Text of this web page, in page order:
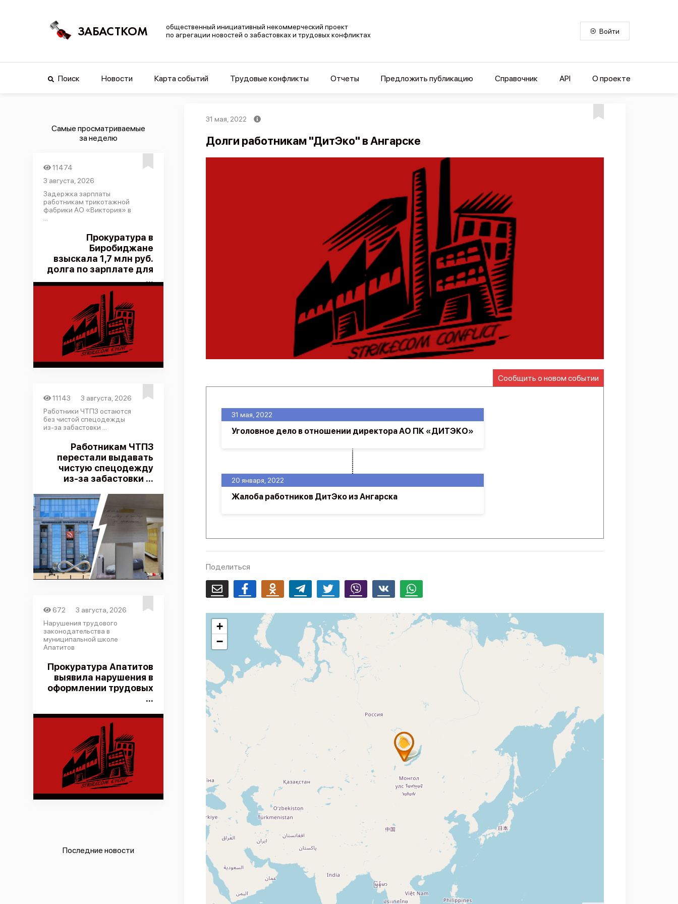
ЗАБАСТКОМ
общественный инициативный некоммерческий проект
по агрегации новостей о забастовках и трудовых конфликтах
Войти
Поиск Новости Карта событий Трудовые конфликты Отчеты Предложить публикацию Справочник API О проекте
Самые просматриваемые
за неделю
11474
3 августа, 2026
Задержка зарплаты
работникам трикотажной
фабрики АО «Виктория» в
Прокуратура в
Биробиджане
взыскала 1,7 млн руб.
долга по зарплате для
...
11143
3 августа, 2026
Работники ЧТПЗ остаются
без чистой спецодежды
из-за забастовки ...
Работникам ЧТПЗ
перестали выдавать
чистую спецодежду
из-за забастовки ...
672
3 августа, 2026
Нарушения трудового
законодательства в
муниципальной школе
Апатитов
Прокуратура Апатитов
выявила нарушения в
оформлении трудовых
...
Последние новости
31 мая, 2022
Долги работникам "ДитЭко" в Ангарске
Сообщить о новом событии
20 января, 2022
Жалоба работников ДитЭко из Ангарска
31 мая, 2022
Уголовное дело в отношении директора АО ПК «ДИТЭКО»
Поделиться
Email FacebookOdnoklassnikiTelegram Twitter Viber Whatsapp
+
−